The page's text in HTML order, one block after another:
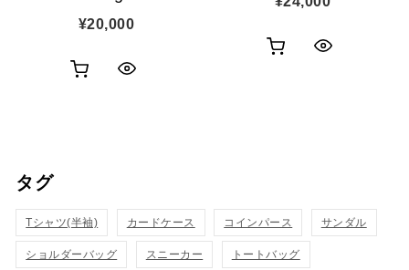
¥20,000
タグ
Tシャツ(半袖) カードケース コインパース サンダル
ショルダーバッグ スニーカー トートバッグ